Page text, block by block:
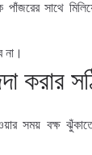
পাঁজরের সাথে
না।
করার
সময় বক্ষ